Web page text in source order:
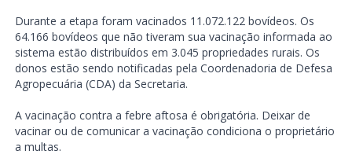
Durante a etapa foram vacinados 11.072.122 bovídeos. Os
64.166 bovídeos que não tiveram sua vacinação informada ao
sistema estão distribuídos em 3.045 propriedades rurais. Os
donos estão sendo notificadas pela Coordenadoria de Defesa
Agropecuária (CDA) da Secretaria.
A vacinação contra a febre aftosa é obrigatória. Deixar de
vacinar ou de comunicar a vacinação condiciona o proprietário
a multas.